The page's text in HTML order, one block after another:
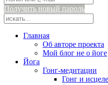
Получить новый пароль
Главная
Об авторе проекта
Мой блог не о йоге
Йога
Гонг-медитации
Гонг и